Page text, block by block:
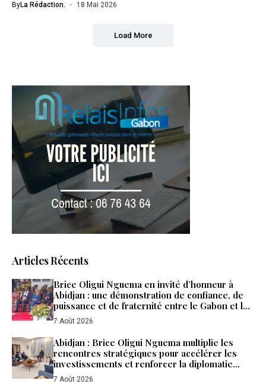
ByLa Rédaction. 18 Mai 2026
Load More
Articles Récents
Brice Oligui Nguema en invité d’honneur à
Abidjan : une démonstration de confiance, de
puissance et de fraternité entre le Gabon et la
Côte d’Ivoire
7 Août 2026
Abidjan : Brice Oligui Nguema multiplie les
rencontres stratégiques pour accélérer les
investissements et renforcer la diplomatie
économique du Gabon
7 Août 2026